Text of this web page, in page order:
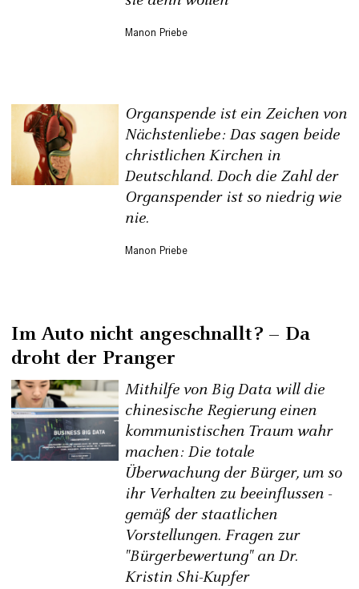
Manon Priebe
Organspende ist ein Zeichen von
Nächstenliebe: Das sagen beide
christlichen Kirchen in
Deutschland. Doch die Zahl der
Organspender ist so niedrig wie
nie.
Manon Priebe
Im Auto nicht angeschnallt? – Da
droht der Pranger
Mithilfe von Big Data will die
chinesische Regierung einen
kommunistischen Traum wahr
machen: Die totale
Überwachung der Bürger, um so
ihr Verhalten zu beeinflussen -
gemäß der staatlichen
Vorstellungen. Fragen zur
"Bürgerbewertung" an Dr.
Kristin Shi-Kupfer